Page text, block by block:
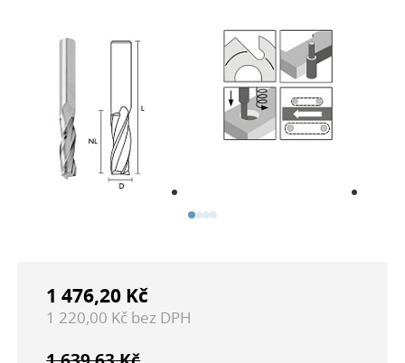
1 476,20 Kč
1 220,00 Kč bez DPH